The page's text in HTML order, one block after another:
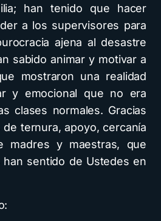
han tenido que hacer
a los supervisores para
ajena al desastre
sabido animar y motivar a
mostraron una realidad
y emocional que no era
clases normales. Gracias
ternura, apoyo, cercanía
madres y maestras, que
sentido de Ustedes en